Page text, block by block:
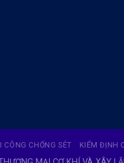
CÔNG CHỐNG SÉT KIỂM ĐỊNH